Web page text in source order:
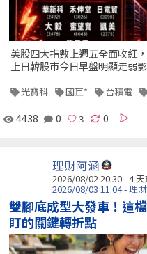
美股四大指數上週五全面收紅
上日韓股市今日早盤明顯走弱
光寶科 國巨* 台積電
4438 0 0
理財阿涵
2026/08/02 20:30 - 4 天
2026/08/03 11:04 - 理
雙腳底成型大發車！這
盯的關鍵轉折點